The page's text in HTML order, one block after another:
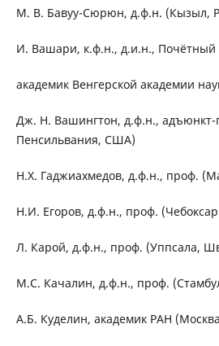
М. В. Бавуу-Сюрюн, д.ф.н. (Кызыл,
И. Вашари, к.ф.н., д.и.н., Почётный
академик Венгерской академии
Дж. Н. Вашингтон, д.ф.н., адъюнкт-
Пенсильвания, США)
Н.Х. Гаджиахмедов, д.ф.н., проф.
Н.И. Егоров, д.ф.н., проф.
Л. Карой, д.ф.н., проф. (Уппсала,
М.С. Качалин, д.ф.н., проф.
А.Б. Куделин, академик РАН